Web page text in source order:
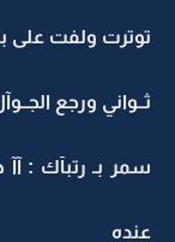
توترت ولفت على
ثــواني ورجع
سمر بـ رتبآك :
عنده